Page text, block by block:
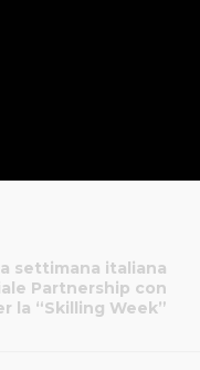
settimana italiana
Partnership con
la “Skilling Week”